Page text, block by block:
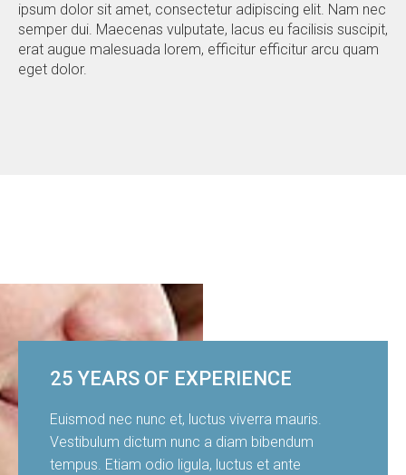
ipsum dolor sit amet, consectetur adipiscing elit. Nam nec
semper dui. Maecenas vulputate, lacus eu facilisis suscipit,
erat augue malesuada lorem, efficitur efficitur arcu quam
eget dolor.
25 YEARS OF EXPERIENCE
Euismod nec nunc et, luctus viverra mauris.
Vestibulum dictum nunc a diam bibendum
tempus. Etiam odio ligula, luctus et ante